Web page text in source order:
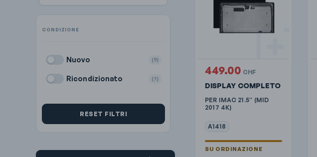
Nuovo (9)
Ricondizionato (7)
RESET FILTRI
DISPLAY COMPLETO
PER IMAC 21.5″ (MID
2017 4K)
A1418
449.00 CHF